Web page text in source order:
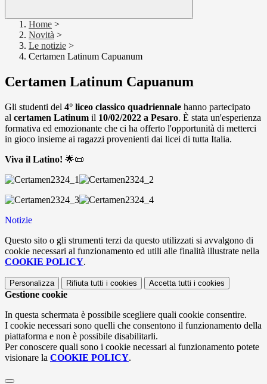
Home >
Novità >
Le notizie >
Certamen Latinum Capuanum
Certamen Latinum Capuanum
Gli studenti del 4° liceo classico quadriennale hanno partecipato
al certamen Latinum il 10/02/2022 a Pesaro. È stata un'esperienza
formativa ed emozionante che ci ha offerto l'opportunità di metterci
in gioco insieme ai ragazzi provenienti dai licei di tutta Italia.
Viva il Latino! 🌟📜
Notizie
Questo sito o gli strumenti terzi da questo utilizzati si avvalgono di
cookie necessari al funzionamento ed utili alle finalità illustrate nella
COOKIE POLICY.
Personalizza Rifiuta tutti i cookies Accetta tutti i cookies
Gestione cookie
In questa schermata è possibile scegliere quali cookie consentire.
I cookie necessari sono quelli che consentono il funzionamento della
piattaforma e non è possibile disabilitarli.
Per conoscere quali sono i cookie necessari al funzionamento potete
visionare la COOKIE POLICY.